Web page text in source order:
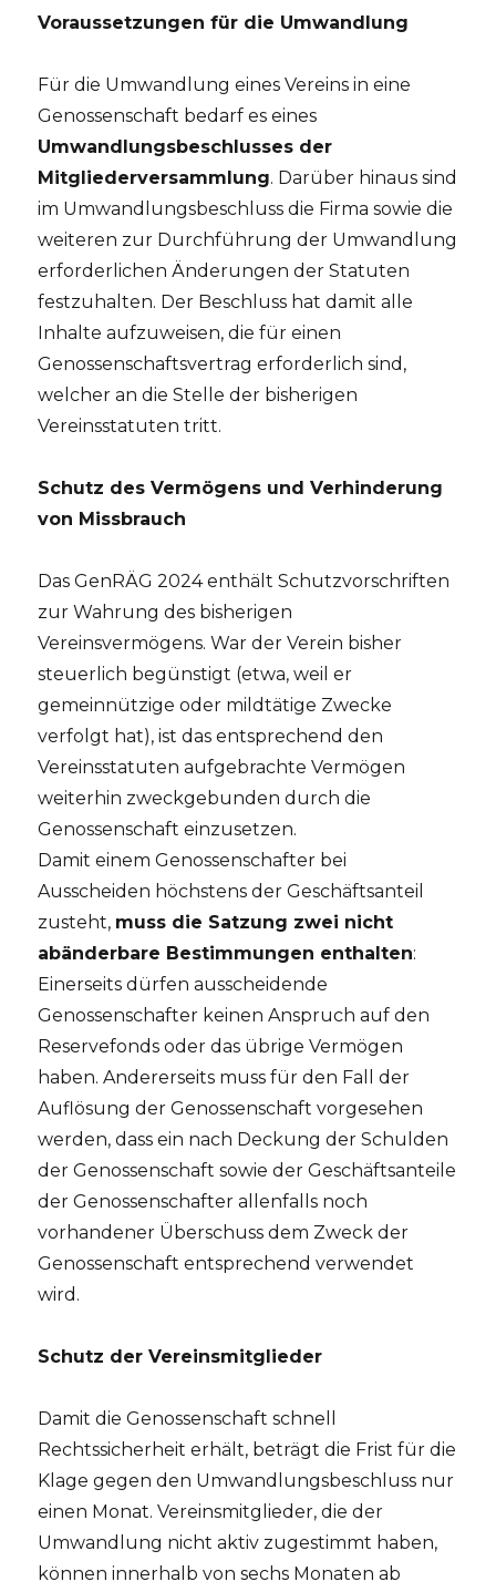
Voraussetzungen für die Umwandlung
Für die Umwandlung eines Vereins in eine
Genossenschaft bedarf es eines
Umwandlungsbeschlusses der
Mitgliederversammlung. Darüber hinaus sind
im Umwandlungsbeschluss die Firma sowie die
weiteren zur Durchführung der Umwandlung
erforderlichen Änderungen der Statuten
festzuhalten. Der Beschluss hat damit alle
Inhalte aufzuweisen, die für einen
Genossenschaftsvertrag erforderlich sind,
welcher an die Stelle der bisherigen
Vereinsstatuten tritt.
Schutz des Vermögens und Verhinderung
von Missbrauch
Das GenRÄG 2024 enthält Schutzvorschriften
zur Wahrung des bisherigen
Vereinsvermögens. War der Verein bisher
steuerlich begünstigt (etwa, weil er
gemeinnützige oder mildtätige Zwecke
verfolgt hat), ist das entsprechend den
Vereinsstatuten aufgebrachte Vermögen
weiterhin zweckgebunden durch die
Genossenschaft einzusetzen.
Damit einem Genossenschafter bei
Ausscheiden höchstens der Geschäftsanteil
zusteht, muss die Satzung zwei nicht
abänderbare Bestimmungen enthalten:
Einerseits dürfen ausscheidende
Genossenschafter keinen Anspruch auf den
Reservefonds oder das übrige Vermögen
haben. Andererseits muss für den Fall der
Auflösung der Genossenschaft vorgesehen
werden, dass ein nach Deckung der Schulden
der Genossenschaft sowie der Geschäftsanteile
der Genossenschafter allenfalls noch
vorhandener Überschuss dem Zweck der
Genossenschaft entsprechend verwendet
wird.
Schutz der Vereinsmitglieder
Damit die Genossenschaft schnell
Rechtssicherheit erhält, beträgt die Frist für die
Klage gegen den Umwandlungsbeschluss nur
einen Monat. Vereinsmitglieder, die der
Umwandlung nicht aktiv zugestimmt haben,
können innerhalb von sechs Monaten ab